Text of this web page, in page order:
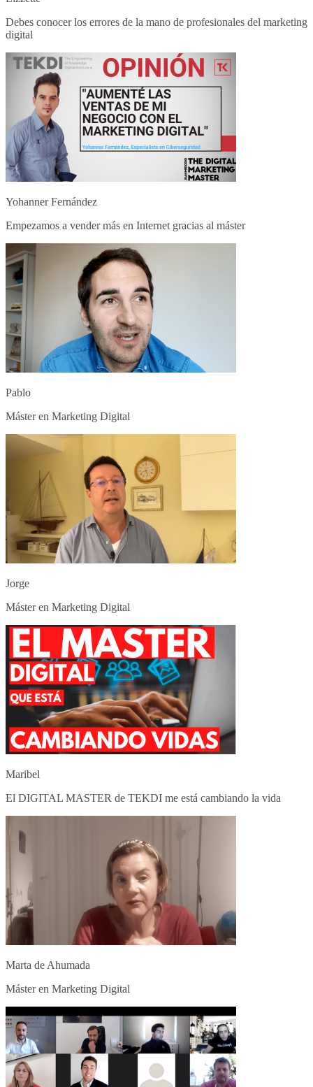
Debes conocer los errores de la mano de profesionales del marketing
digital
Yohanner Fernández
Empezamos a vender más en Internet gracias al máster
Pablo
Máster en Marketing Digital
Jorge
Máster en Marketing Digital
Maribel
El DIGITAL MASTER de TEKDI me está cambiando la vida
Marta de Ahumada
Máster en Marketing Digital